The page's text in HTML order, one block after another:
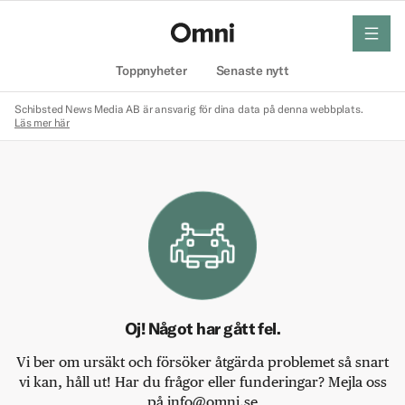
Toppnyheter Senaste nytt
meny
Schibsted News Media AB är ansvarig för dina data på denna webbplats.
Läs mer här
Oj! Något har gått fel.
Vi ber om ursäkt och försöker åtgärda problemet så snart
vi kan, håll ut! Har du frågor eller funderingar? Mejla oss